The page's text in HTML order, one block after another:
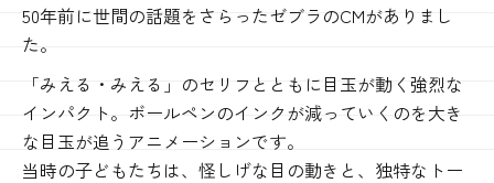
50年前に世間の話題をさらったゼブラのCMがありまし
た。
「みえる・みえる」のセリフとともに目玉が動く強烈な
インパクト。ボールペンのインクが減っていくのを大き
な目玉が追うアニメーションです。
当時の子どもたちは、怪しげな目の動きと、独特なトー